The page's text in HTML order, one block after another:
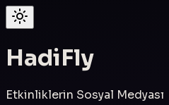
HadiFly
Etkinliklerin Sosyal Medyası